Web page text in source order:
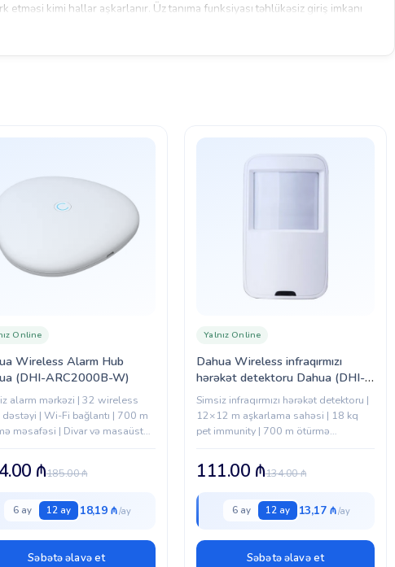
etməsi kimi hallar aşkarlanır. Üz tanıma funksiyası təhlükəsiz giriş imkanı
ilə çalışan cihaz maksimum ≤12W enerji sərfiyyatı ilə effektiv performans
üçün ideal seçimdir.
Wireless Alarm Hub
(DHI-ARC2000B-W)
Online
alarm mərkəzi | 32 wireless
dəstəyi | Wi-Fi bağlantı | 700 m
məsafəsi | Divar və masaüstü
185.00₼
₼
6 ay 12 ay 18,19 ₼
Səbətə əlavə et
Dahua Wireless infraqırmızı
hərəkət detektoru Dahua (DHI-
ARD1231-W)
Yalnız Online
Simsiz infraqırmızı hərəkət detektoru |
12×12 m aşkarlama sahəsi | 18 kq
pet immunity | 700 m ötürmə
134.00₼
111.00 ₼
6 ay 12 ay 13,17 ₼
Səbətə əlavə et